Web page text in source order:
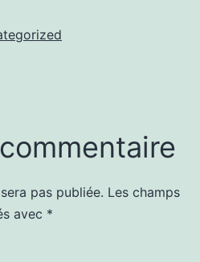
pas publiée. Les champs
avec *